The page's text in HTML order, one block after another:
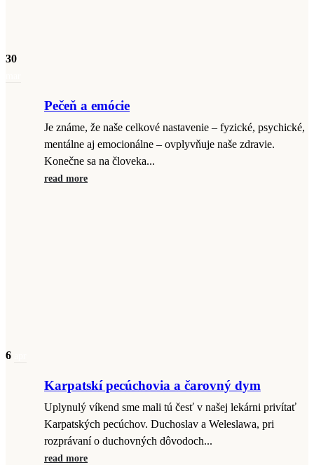
30
Pečeň a emócie
Je známe, že naše celkové nastavenie – fyzické, psychické,
mentálne aj emocionálne – ovplyvňuje naše zdravie.
Konečne sa na človeka...
read more
6
Karpatskí pecúchovia a čarovný dym
Uplynulý víkend sme mali tú česť v našej lekárni privítať
Karpatských pecúchov. Duchoslav a Weleslawa, pri
rozprávaní o duchovných dôvodoch...
read more